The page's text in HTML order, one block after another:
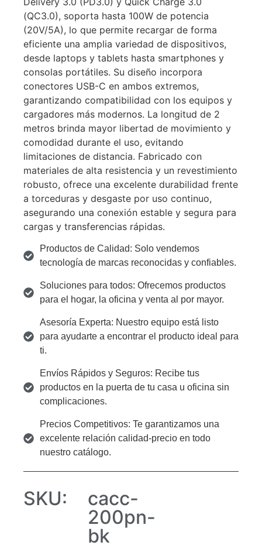
(QC3.0), soporta hasta 100W de potencia
(20V/5A), lo que permite recargar de forma
eficiente una amplia variedad de dispositivos,
desde laptops y tablets hasta smartphones y
consolas portátiles. Su diseño incorpora
conectores USB-C en ambos extremos,
garantizando compatibilidad con los equipos y
cargadores más modernos. La longitud de 2
metros brinda mayor libertad de movimiento y
comodidad durante el uso, evitando
limitaciones de distancia. Fabricado con
materiales de alta resistencia y un revestimiento
robusto, ofrece una excelente durabilidad frente
a torceduras y desgaste por uso continuo,
asegurando una conexión estable y segura para
cargas y transferencias rápidas.
Productos de Calidad: Solo vendemos
tecnología de marcas reconocidas y confiables.
Soluciones para todos: Ofrecemos productos
para el hogar, la oficina y venta al por mayor.
Asesoría Experta: Nuestro equipo está listo
para ayudarte a encontrar el producto ideal para
ti.
Envíos Rápidos y Seguros: Recibe tus
productos en la puerta de tu casa u oficina sin
complicaciones.
Precios Competitivos: Te garantizamos una
excelente relación calidad-precio en todo
nuestro catálogo.
SKU:
cacc-
200pn-
bk